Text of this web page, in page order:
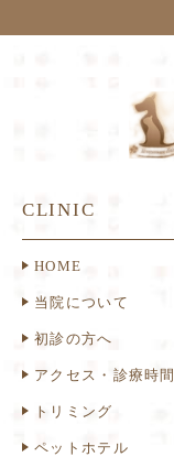
CLINIC
HOME
当院について
初診の方へ
アクセス・診療時間
トリミング
ペットホテル